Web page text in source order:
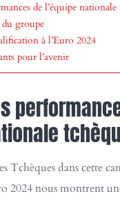
de l’équipe nationale
du groupe
à l’Euro 2024
pour l’avenir
Tchèques dans cette
2024 nous montrent